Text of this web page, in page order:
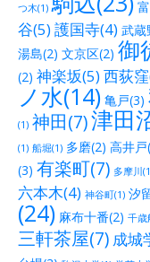
つ木(1)
谷(5)護国寺(4) 武蔵
湯島(2) 文京区(2) 御
(2) 神楽坂(5)西荻
ノ水(14) 亀戸(3)
(1) 神田(7)津田
(1) 船堀(1) 多磨(2) 高井戸
(3) 有楽町(7) 多摩川
六本木(4) 神谷町(1) 汐
(24) 麻布十番(2) 千歳
三軒茶屋(7) 成城